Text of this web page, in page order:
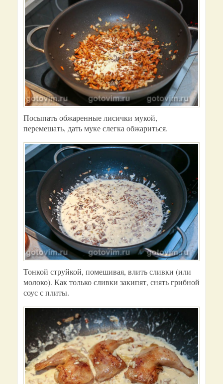
Посыпать обжаренные лисички мукой,
перемешать, дать муке слегка обжариться.
Тонкой струйкой, помешивая, влить сливки (или
молоко). Как только сливки закипят, снять грибной
соус с плиты.